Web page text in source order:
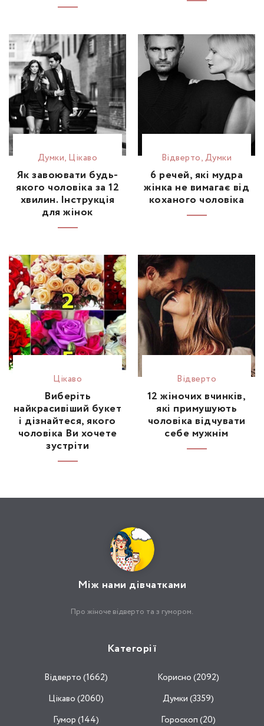
Думки, Цікаво
Як завоювати будь-
якого чоловіка за 12
хвилин. Інструкція
для жінок
Відвертo,Думки
6 речей, які мудра
жінка не вимагає від
коханого чоловіка
Цікаво
Виберіть
найкрасивіший букет
і дізнайтеся, якого
чоловіка Ви хочете
зустріти
Відвертo
12 жіночих вчинків,
які примушують
чоловіка відчувати
себе мужнім
Між нами дівчатками
Про жіноче відверто та з гумором.
Категорії
Відвертo (1662)
Корисно (2092)
Цікаво (2060)
Думки (3359)
Гумор (144)
Гороскоп (20)